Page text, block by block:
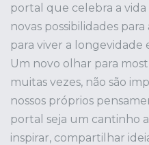
portal que celebra a vida
novas possibilidades
para viver a
Um novo olhar para
muitas vezes, não são
nossos próprios
portal seja um cantinho
inspirar, compartilhar